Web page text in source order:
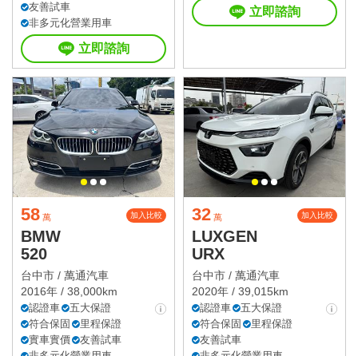
友善試車
非多元化營業用車
立即諮詢
立即諮詢
58 萬 加入比較
BMW
520
台中市 / 萬通汽車
2016年 / 38,000km
認證車
五大保證
符合保固
里程保證
實車實價
友善試車
32 萬 加入比較
LUXGEN
URX
台中市 / 萬通汽車
2020年 / 39,015km
認證車
五大保證
符合保固
里程保證
友善試車